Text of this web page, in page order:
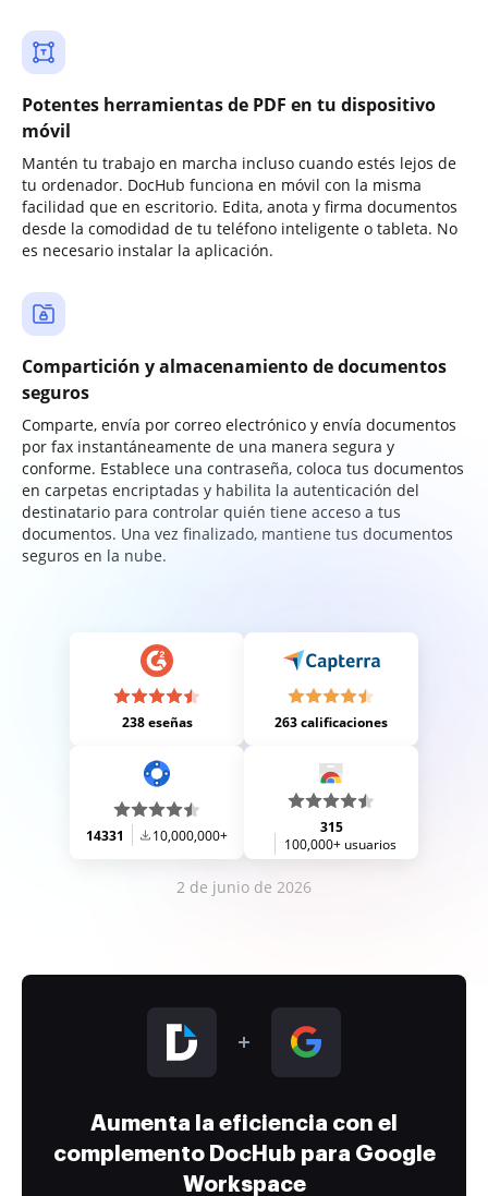
Potentes herramientas de PDF en tu dispositivo
móvil
Mantén tu trabajo en marcha incluso cuando estés lejos de
tu ordenador. DocHub funciona en móvil con la misma
facilidad que en escritorio. Edita, anota y firma documentos
desde la comodidad de tu teléfono inteligente o tableta. No
es necesario instalar la aplicación.
Compartición y almacenamiento de documentos
seguros
Comparte, envía por correo electrónico y envía documentos
por fax instantáneamente de una manera segura y
conforme. Establece una contraseña, coloca tus documentos
en carpetas encriptadas y habilita la autenticación del
destinatario para controlar quién tiene acceso a tus
documentos. Una vez finalizado, mantiene tus documentos
seguros en la nube.
238 eseñas 263 calificaciones
14331 10,000,000+
315
100,000+ usuarios
2 de junio de 2026
Aumenta la eficiencia con el
complemento DocHub para Google
Workspace